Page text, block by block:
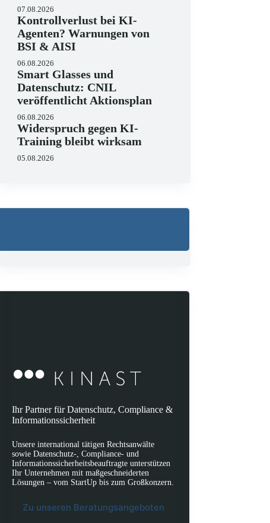
07.08.2026
Kontrollverlust bei KI-
Agenten? Warnungen von
BSI & AISI
06.08.2026
Smart Glasses und
Datenschutz: CNIL
veröffentlicht Aktionsplan
06.08.2026
Widerspruch gegen KI-
Training bleibt wirksam
05.08.2026
Ihr Partner für Datenschutz, Compliance &
Informationssicherheit
Unsere international tätigen Rechtsanwälte
sowie Datenschutz-, Compliance- und
Informationssicherheitsbeauftragte unterstützen
Ihr Unternehmen mit maßgeschneiderten
Lösungen – vom StartUp bis zum Großkonzern.
Zu unseren Beratungsangeboten